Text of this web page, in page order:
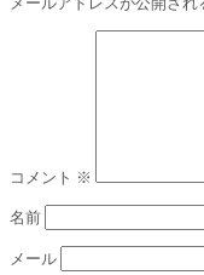
コメント ※
名前
メール